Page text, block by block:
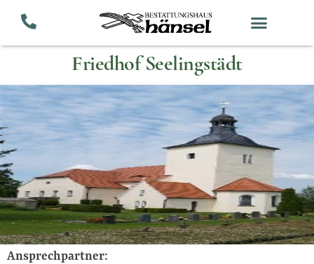
Inhalt
Friedhof Seelingstädt
Ansprechpartner: